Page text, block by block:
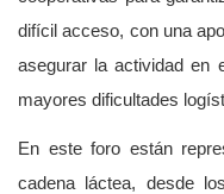
difícil acceso, con una
asegurar la actividad en
mayores dificultades
En este foro están
cadena láctea, desde